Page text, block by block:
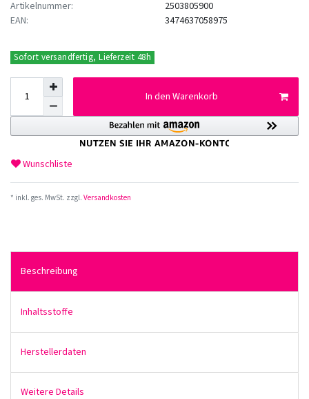
Artikelnummer:
EAN:
2503805900
3474637058975
Sofort versandfertig, Lieferzeit 48h
In den Warenkorb
Wunschliste
* inkl. ges. MwSt. zzgl. Versandkosten
Beschreibung
Inhaltsstoffe
Herstellerdaten
Weitere Details